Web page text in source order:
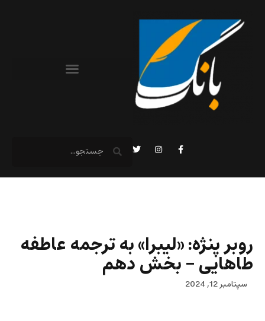
روبر پنژه: «لیبرا» به ترجمه عاطفه
طاهایی – بخش دهم
سپتامبر 12, 2024